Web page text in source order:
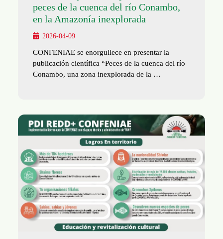
peces de la cuenca del río Conambo,
en la Amazonía inexplorada
2026-04-09
CONFENIAE se enorgullece en presentar la
publicación científica “Peces de la cuenca del río
Conambo, una zona inexplorada de la …